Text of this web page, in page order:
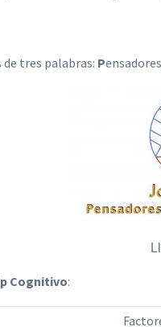
tres palabras: P
Cognitivo: